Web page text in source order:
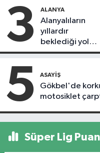
3 ALANYA
Alanyalıların
yıllardır
beklediği yol
askıdan döndü
5 ASAYIŞ
Gökbel'de
motosiklet
Süper Lig